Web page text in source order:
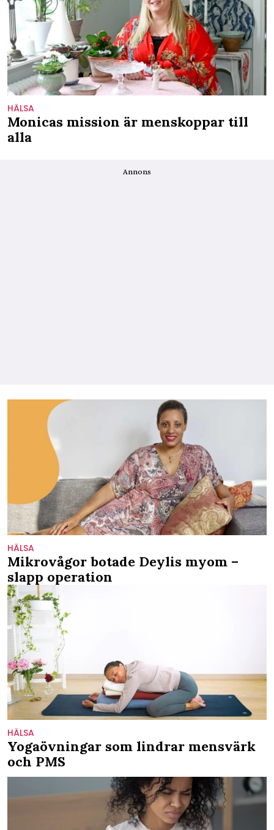
HÄLSA
Monicas mission är menskoppar till
alla
Annons
HÄLSA
Mikrovågor botade Deylis myom –
slapp operation
HÄLSA
Yogaövningar som lindrar mensvärk
och PMS